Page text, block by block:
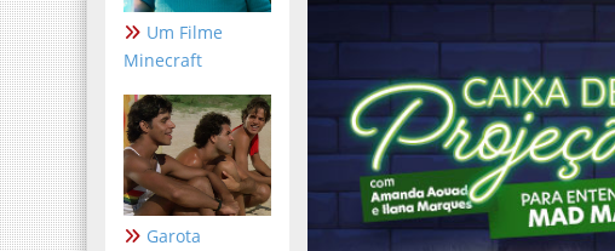
Um Filme
Minecraft
Garota